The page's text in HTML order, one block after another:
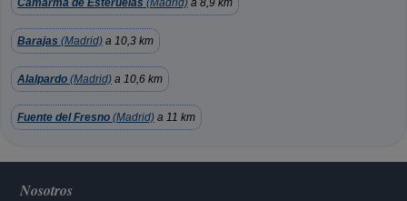
Camarma de Esteruelas (Madrid) a 8,9 km
Barajas (Madrid) a 10,3 km
Alalpardo (Madrid) a 10,6 km
Fuente del Fresno (Madrid) a 11 km
Nosotros